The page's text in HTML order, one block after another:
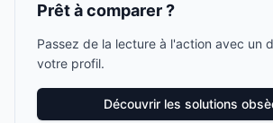
Prêt à comparer ?
Passez de la lecture à l'action avec un
votre profil.
Découvrir les solutions